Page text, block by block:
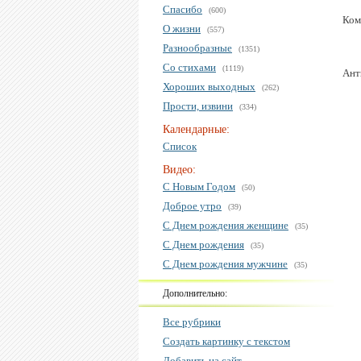
Спасибо (600)
О жизни (557)
Разнообразные (1351)
Со стихами (1119)
Хороших выходных (262)
Прости, извини (334)
Календарные:
Список
Видео:
С Новым Годом
(50)
Доброе утро (39)
С Днем рождения женщине (35)
С Днем рождения (35)
С Днем рождения мужчине (35)
Дополнительно:
Все рубрики
Создать картинку с текстом